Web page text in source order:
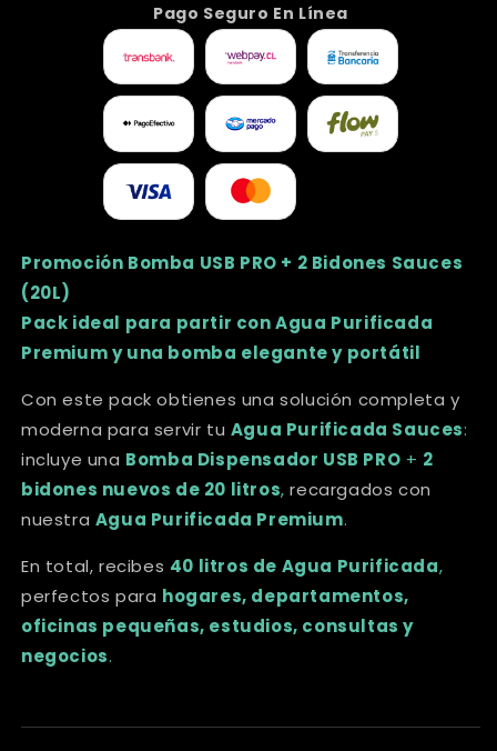
Pago Seguro En Línea
Promoción Bomba USB PRO + 2 Bidones Sauces
(20L)
Pack ideal para partir con Agua Purificada
Premium y una bomba elegante y portátil
Con este pack obtienes una solución completa y
moderna para servir tu Agua Purificada Sauces:
incluye una Bomba Dispensador USB PRO + 2
bidones nuevos de 20 litros, recargados con
nuestra Agua Purificada Premium.
En total, recibes 40 litros de Agua Purificada,
perfectos para hogares, departamentos,
oficinas pequeñas, estudios, consultas y
negocios.